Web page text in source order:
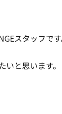
スタッフです
と思います。